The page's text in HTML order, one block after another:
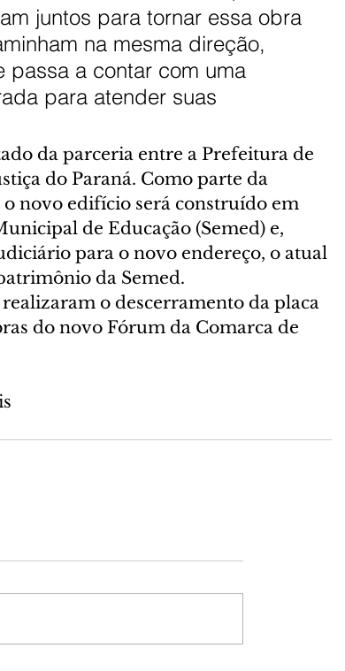
juntos para tornar essa obra
na mesma direção,
passa a contar com uma
para atender suas
da parceria entre a Prefeitura de
do Paraná. Como parte da
novo edifício será construído em
de Educação (Semed) e,
para o novo endereço, o atual
da Semed.
o descerramento da placa
do novo Fórum da Comarca de